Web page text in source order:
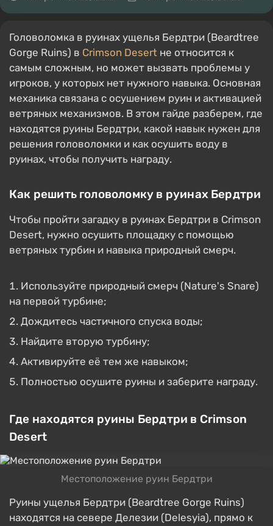
Головоломка в руинах ущелья Бердтри (Beardtree
Gorge Ruins) в Crimson Desert не относится к
самым сложным, но может вызвать проблемы у
игроков, у которых нет нужного навыка. Основная
механика связана с осушением руин и активацией
ветряных механизмов. В этом гайде разберем, где
находятся руины Бердтри, какой навык нужен для
решения головоломки и как осушить воду в
руинах, чтобы получить награду.
Как решить головоломку в руинах Бердтри
Чтобы пройти загадку в руинах Бердтри в Crimson
Desert, нужно осушить площадку с помощью
ветряных турбин и навыка природный смерч.
Используйте природный смерч (Nature's Snare)
на первой турбине;
Дождитесь частичного спуска воды;
Найдите вторую турбину;
Активируйте её тем же навыком;
Полностью осушите руины и заберите награду.
Где находятся руины Бердтри в Crimson
Desert
Местоположение руин Бердтри
Руины ущелья Бердтри (Beardtree Gorge Ruins)
находятся на севере Делезии (Delesyia), прямо к